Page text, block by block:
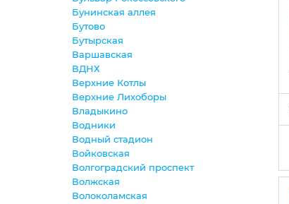
Бунинская аллея
Бутово
Бутырская
Варшавская
ВДНХ
Верхние Котлы
Верхние Лихоборы
Владыкино
Водники
Водный стадион
Войковская
Волгоградский проспект
Волжская
Волоколамская